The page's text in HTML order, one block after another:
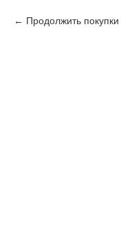
Продолжить покупки